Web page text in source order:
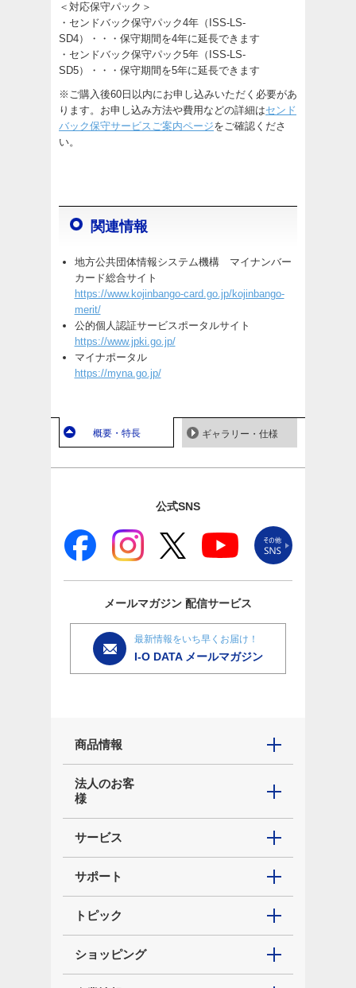
＜対応保守パック＞
・センドバック保守パック4年（ISS-LS-
SD4）・・・保守期間を4年に延長できます
・センドバック保守パック5年（ISS-LS-
SD5）・・・保守期間を5年に延長できます
※ご購入後60日以内にお申し込みいただく必要があ
ります。お申し込み方法や費用などの詳細はセンド
バック保守サービスご案内ページをご確認くださ
い。
関連情報
地方公共団体情報システム機構 マイナンバー
カード総合サイト
https://www.kojinbango-card.go.jp/kojinbango-
merit/
公的個人認証サービスポータルサイト
https://www.jpki.go.jp/
マイナポータル
https://myna.go.jp/
概要・特長 ギャラリー・仕様
公式SNS
メールマガジン 配信サービス
最新情報をいち早くお届け！
I-O DATA メールマガジン
商品情報
法人のお客
様
サービス
サポート
トピック
ショッピング